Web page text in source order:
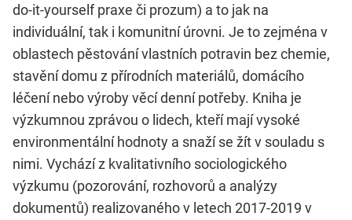
do-it-yourself praxe či prozum) a to jak na
individuální, tak i komunitní úrovni. Je to zejména v
oblastech pěstování vlastních potravin bez chemie,
stavění domu z přírodních materiálů, domácího
léčení nebo výroby věcí denní potřeby. Kniha je
výzkumnou zprávou o lidech, kteří mají vysoké
environmentální hodnoty a snaží se žít v souladu s
nimi. Vychází z kvalitativního sociologického
výzkumu (pozorování, rozhovorů a analýzy
dokumentů) realizovaného v letech 2017-2019 v